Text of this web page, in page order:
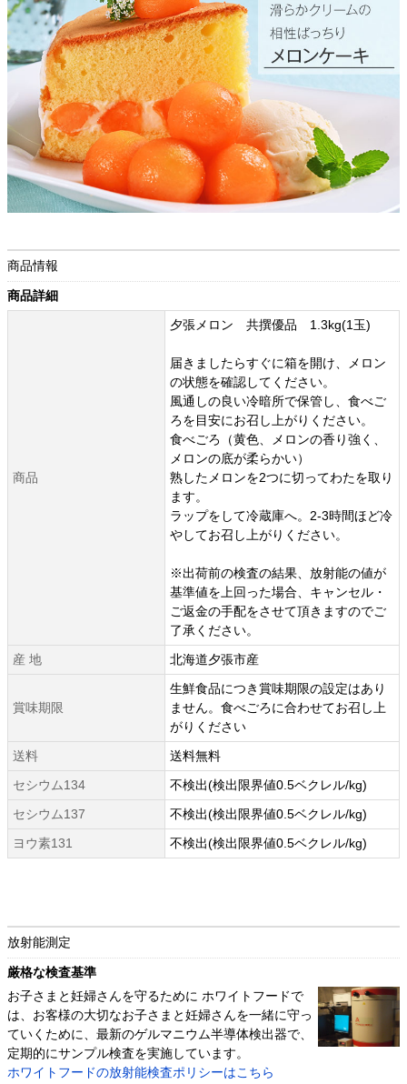
商品情報
商品詳細
商品
夕張メロン 共撰優品 1.3kg(1玉)
届きましたらすぐに箱を開け、メロン
の状態を確認してください。
風通しの良い冷暗所で保管し、食べご
ろを目安にお召し上がりください。
食べごろ（黄色、メロンの香り強く、
メロンの底が柔らかい）
熟したメロンを2つに切ってわたを取り
ます。
ラップをして冷蔵庫へ。2-3時間ほど冷
やしてお召し上がりください。
※出荷前の検査の結果、放射能の値が
基準値を上回った場合、キャンセル・
ご返金の手配をさせて頂きますのでご
了承ください。
産 地
北海道夕張市産
賞味期限
生鮮食品につき賞味期限の設定はあり
ません。食べごろに合わせてお召し上
がりください
送料
送料無料
セシウム134
不検出(検出限界値0.5ベクレル/kg)
セシウム137
不検出(検出限界値0.5ベクレル/kg)
ヨウ素131
不検出(検出限界値0.5ベクレル/kg)
放射能測定
厳格な検査基準
お子さまと妊婦さんを守るために ホワイトフードで
は、お客様の大切なお子さまと妊婦さんを一緒に守っ
ていくために、最新のゲルマニウム半導体検出器で、
定期的にサンプル検査を実施しています。
ホワイトフードの放射能検査ポリシーはこちら